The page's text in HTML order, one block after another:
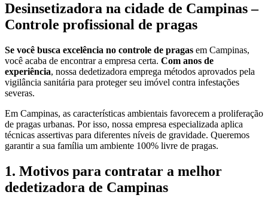
Desinsetizadora na cidade de Campinas –
Controle profissional de pragas
Se você busca excelência no controle de pragas em Campinas,
você acaba de encontrar a empresa certa. Com anos de
experiência, nossa dedetizadora emprega métodos aprovados pela
vigilância sanitária para proteger seu imóvel contra infestações
severas.
Em Campinas, as características ambientais favorecem a proliferação
de pragas urbanas. Por isso, nossa empresa especializada aplica
técnicas assertivas para diferentes níveis de gravidade. Queremos
garantir a sua família um ambiente 100% livre de pragas.
1. Motivos para contratar a melhor
dedetizadora de Campinas